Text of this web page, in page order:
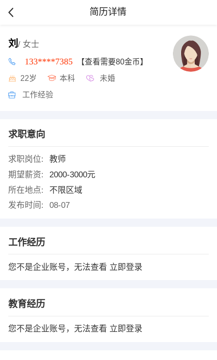
简历详情
刘 / 女士
133****7385 【查看需要80金币】
22岁 本科 未婚
工作经验
求职意向
求职岗位:
教师
期望薪资:
2000-3000元
所在地点:
不限区域
发布时间:
08-07
工作经历
您不是企业账号，无法查看 立即登录
教育经历
您不是企业账号，无法查看 立即登录